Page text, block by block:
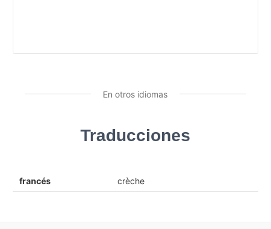
En otros idiomas
Traducciones
francés crèche